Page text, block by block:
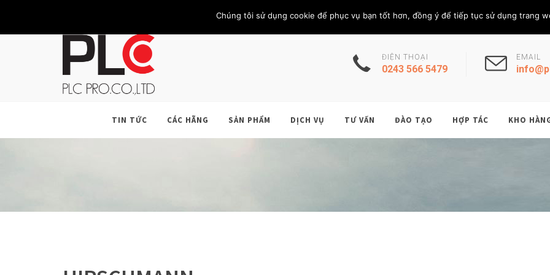
KHÁCH HÀNG LIÊN HỆ THÀNH VIÊN Thứ Năm, 6/8/
ĐIỆN THOẠI
0243 566 5479
EMAIL
TIN TỨC CÁC HÃNG SẢN PHẨM DỊCH VỤ TƯ VẤN ĐÀO TẠO HỢP TÁC KHO
Chúng tôi sử dụng cookie để phục vụ bạn tốt hơn, đồng ý để tiếp tục sử dụng trang